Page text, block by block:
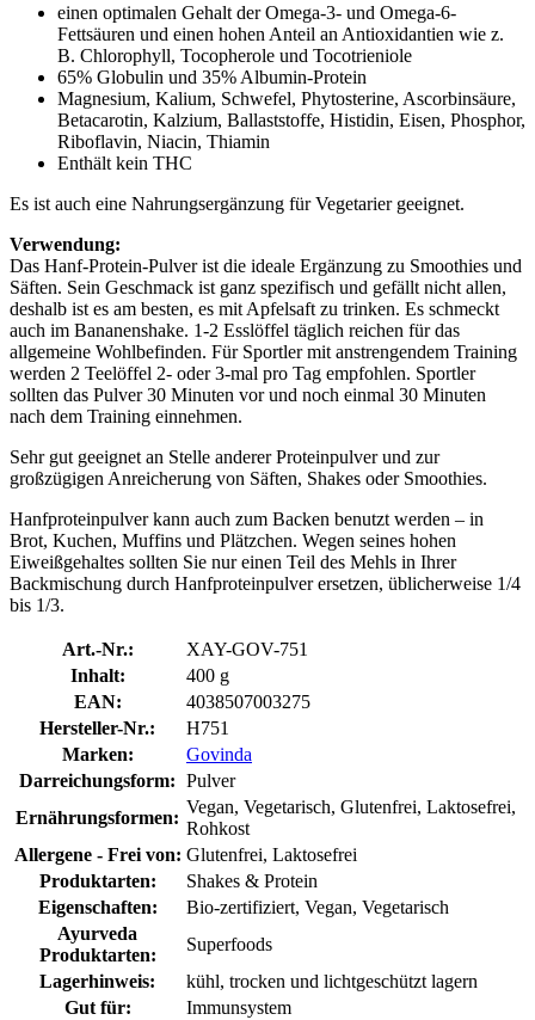
einen optimalen Gehalt der Omega-3- und Omega-6-
Fettsäuren und einen hohen Anteil an Antioxidantien wie z.
B. Chlorophyll, Tocopherole und Tocotrieniole
65% Globulin und 35% Albumin-Protein
Magnesium, Kalium, Schwefel, Phytosterine, Ascorbinsäure,
Betacarotin, Kalzium, Ballaststoffe, Histidin, Eisen, Phosphor,
Riboflavin, Niacin, Thiamin
Enthält kein THC
Es ist auch eine Nahrungsergänzung für Vegetarier geeignet.
Verwendung:
Das Hanf-Protein-Pulver ist die ideale Ergänzung zu Smoothies und
Säften. Sein Geschmack ist ganz spezifisch und gefällt nicht allen,
deshalb ist es am besten, es mit Apfelsaft zu trinken. Es schmeckt
auch im Bananenshake. 1-2 Esslöffel täglich reichen für das
allgemeine Wohlbefinden. Für Sportler mit anstrengendem Training
werden 2 Teelöffel 2- oder 3-mal pro Tag empfohlen. Sportler
sollten das Pulver 30 Minuten vor und noch einmal 30 Minuten
nach dem Training einnehmen.
Sehr gut geeignet an Stelle anderer Proteinpulver und zur
großzügigen Anreicherung von Säften, Shakes oder Smoothies.
Hanfproteinpulver kann auch zum Backen benutzt werden – in
Brot, Kuchen, Muffins und Plätzchen. Wegen seines hohen
Eiweißgehaltes sollten Sie nur einen Teil des Mehls in Ihrer
Backmischung durch Hanfproteinpulver ersetzen, üblicherweise 1/4
bis 1/3.
Art.-Nr.:
XAY-GOV-751
Inhalt:
400 g
EAN:
4038507003275
Hersteller-Nr.:
H751
Marken:
Govinda
Darreichungsform: Pulver
Ernährungsformen:
Vegan, Vegetarisch, Glutenfrei, Laktosefrei,
Rohkost
Allergene - Frei von: Glutenfrei, Laktosefrei
Produktarten:
Shakes & Protein
Eigenschaften:
Bio-zertifiziert, Vegan, Vegetarisch
Ayurveda
Produktarten:
Superfoods
Lagerhinweis:
kühl, trocken und lichtgeschützt lagern
Gut für:
Immunsystem